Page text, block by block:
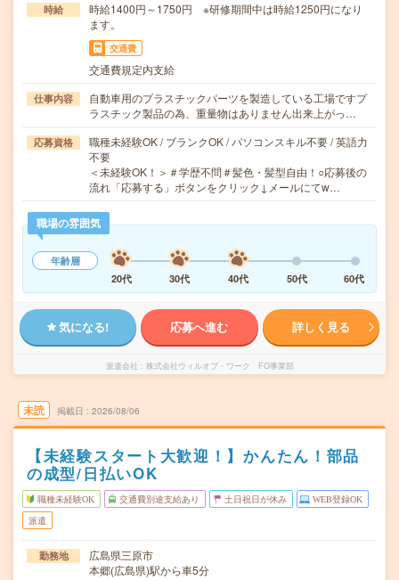
時給
時給1400円～1750円 ※研修期間中は時給1250円になり
ます。
交通費
交通費規定内支給
仕事内容
自動車用のプラスチックパーツを製造している工場ですプ
ラスチック製品の為、重量物はありません出来上がっ…
応募資格
職種未経験OK / ブランクOK / パソコンスキル不要 / 英語力
不要
＜未経験OK！＞＃学歴不問＃髪色・髪型自由！○応募後の
流れ「応募する」ボタンをクリック↓メールにてw…
職場の雰囲気
年齢層
20代
30代 40代 50代 60代
気になる! 応募へ進む 詳しく見る
派遣会社 株式会社ウィルオブ・ワーク FO事業部
未読 掲載日 2026/08/06
【未経験スタート大歓迎！】かんたん！部品
の成型/日払いOK
職種未経験OK 交通費別途支給あり 土日祝日が休み WEB登録OK
派遣
勤務地
広島県三原市
本郷(広島県)駅から車5分